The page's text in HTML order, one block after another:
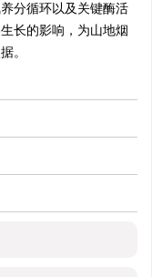
分循环以及关键酶活
长的影响，为山地烟
。